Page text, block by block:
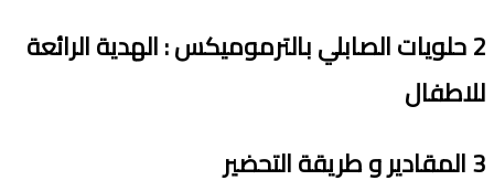
2حلويات الصابلي بالترموميكس:الهدية الرائعة
للاطفال
3المقادير و طريقة التحضير